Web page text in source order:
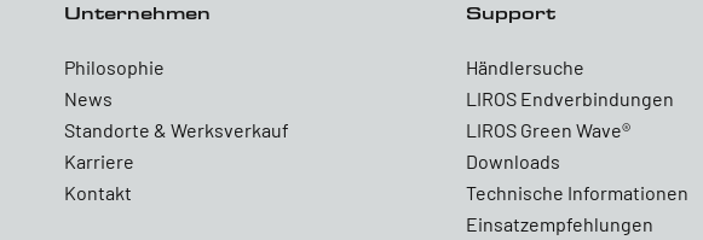
Unternehmen
Philosophie
News
Standorte & Werksverkauf
Karriere
Kontakt
Support
Händlersuche
LIROS Endverbindungen
LIROS Green Wave®
Downloads
Technische Informationen
Einsatzempfehlungen